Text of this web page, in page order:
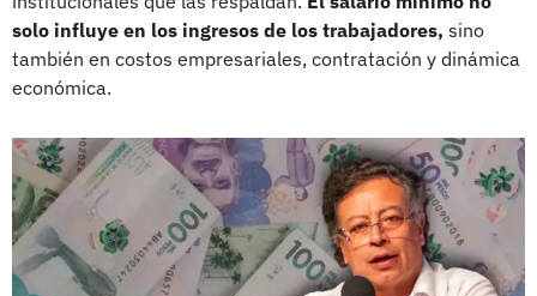
solo influye en los ingresos de los trabajadores, sino
también en costos empresariales, contratación y dinámica
económica.